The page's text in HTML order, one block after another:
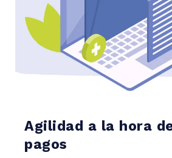
Agilidad a la hora
pagos